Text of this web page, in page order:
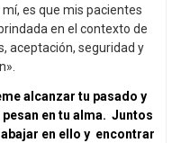
es que mis pacientes
en el contexto de
aceptación, seguridad y
alcanzar tu pasado y
en tu alma. Juntos
en ello y encontrar